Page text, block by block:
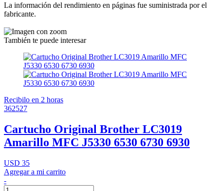
La información del rendimiento en páginas fue suministrada por el
fabricante.
También te puede interesar
Recibilo en 2 horas
362527
Cartucho Original Brother LC3019
Amarillo MFC J5330 6530 6730 6930
USD 35
Agregar a mi carrito
-